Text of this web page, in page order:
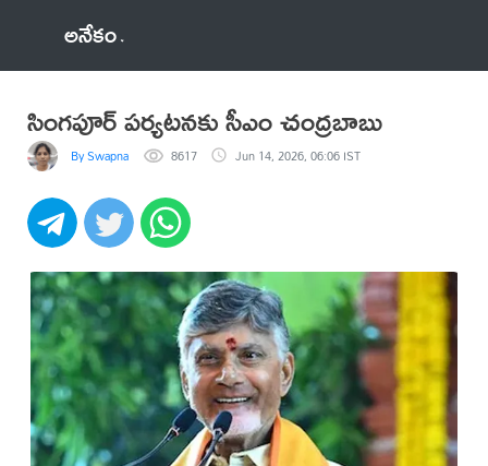
అనేకం
సింగపూర్ పర్యటనకు సీఎం చంద్రబాబు
By Swapna 8617 Jun 14, 2026, 06:06 IST